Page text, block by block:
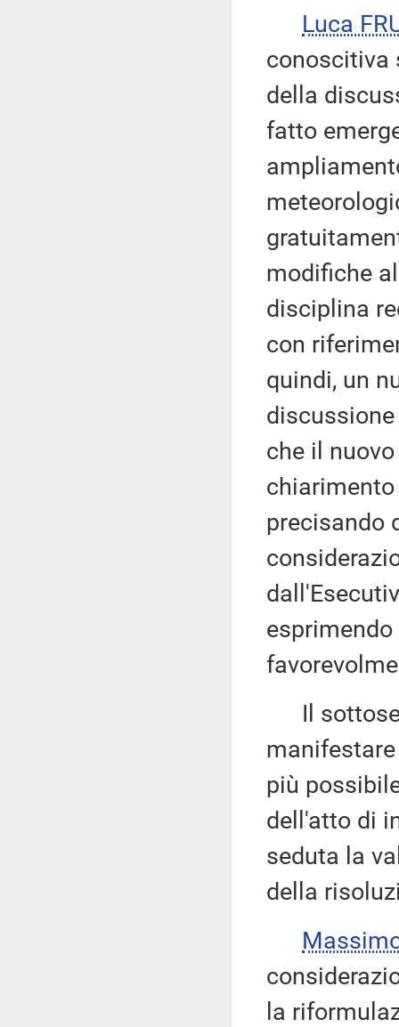
Luca
conoscitiva
della
fatto
modifiche
disciplina
con
quindi, un
che il
precisando
Il
più
dell'atto di
seduta la
della
la